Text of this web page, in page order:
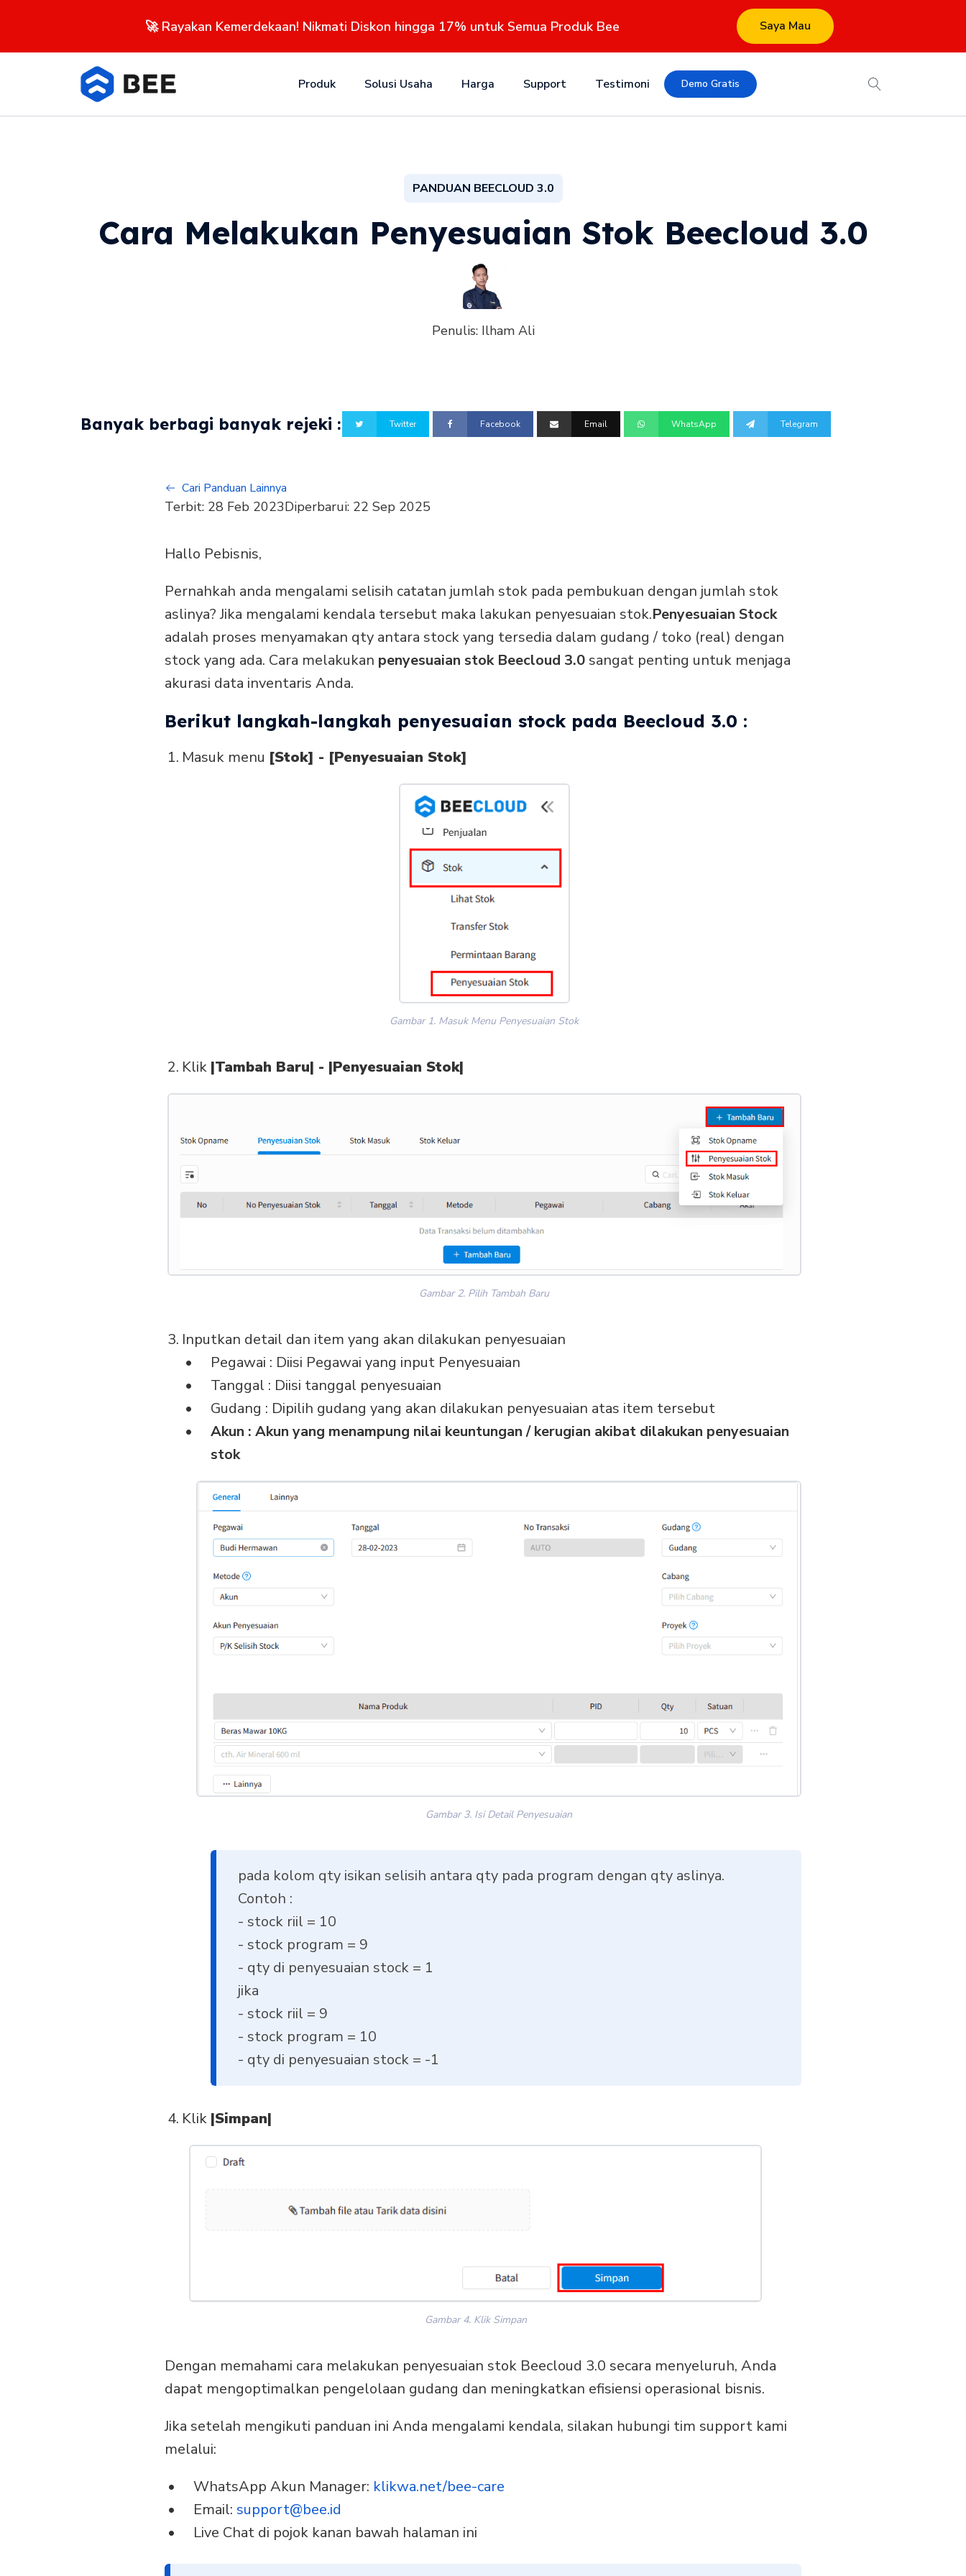
🚀 Rayakan Kemerdekaan! Nikmati Diskon hingga 17% untuk Semua Produk Bee Saya Mau
Produk Solusi Usaha Harga Support Testimoni Demo Gratis
PANDUAN BEECLOUD 3.0
Cara Melakukan Penyesuaian Stok Beecloud 3.0
Penulis: Ilham Ali
Banyak berbagi banyak rejeki : Twitter Facebook Email WhatsApp Telegram
Cari Panduan Lainnya
Terbit: 28 Feb 2023Diperbarui: 22 Sep 2025
Hallo Pebisnis,
Pernahkah anda mengalami selisih catatan jumlah stok pada pembukuan dengan jumlah stok
aslinya? Jika mengalami kendala tersebut maka lakukan penyesuaian stok.Penyesuaian Stock
adalah proses menyamakan qty antara stock yang tersedia dalam gudang / toko (real) dengan
stock yang ada. Cara melakukan penyesuaian stok Beecloud 3.0sangat penting untuk menjaga
akurasi data inventaris Anda.
Berikut langkah-langkah penyesuaian stock pada Beecloud 3.0 :
Masuk menu [Stok] - [Penyesuaian Stok]
Gambar 1. Masuk Menu Penyesuaian Stok
Klik |Tambah Baru| - |Penyesuaian Stok|
Gambar 2. Pilih Tambah Baru
Inputkan detail dan item yang akan dilakukan penyesuaian
Pegawai : Diisi Pegawai yang input Penyesuaian
Tanggal : Diisi tanggal penyesuaian
Gudang : Dipilih gudang yang akan dilakukan penyesuaian atas item tersebut
Akun : Akun yang menampung nilai keuntungan / kerugian akibat dilakukan penyesuaian
stok
Gambar 3. Isi Detail Penyesuaian
pada kolom qty isikan selisih antara qty pada program dengan qty aslinya.
Contoh :
- stock riil = 10
- stock program = 9
- qty di penyesuaian stock = 1
jika
- stock riil = 9
- stock program = 10
- qty di penyesuaian stock = -1
Klik |Simpan|
Gambar 4. Klik Simpan
Dengan memahami cara melakukan penyesuaian stok Beecloud 3.0 secara menyeluruh, Anda
dapat mengoptimalkan pengelolaan gudang dan meningkatkan efisiensi operasional bisnis.
Jika setelah mengikuti panduan ini Anda mengalami kendala, silakan hubungi tim support kami
melalui:
WhatsApp Akun Manager: klikwa.net/bee-care
Email:support@bee.id
Live Chat di pojok kanan bawah halaman ini